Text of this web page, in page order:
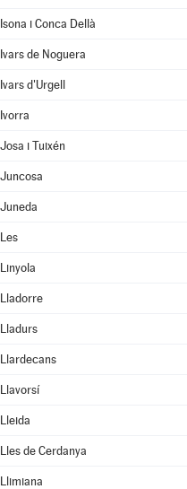
Isona i Conca Dellà
Ivars de Noguera
Ivars d'Urgell
Ivorra
Josa i Tuixén
Juncosa
Juneda
Les
Linyola
Lladorre
Lladurs
Llardecans
Llavorsí
Lleida
Lles de Cerdanya
Llimiana